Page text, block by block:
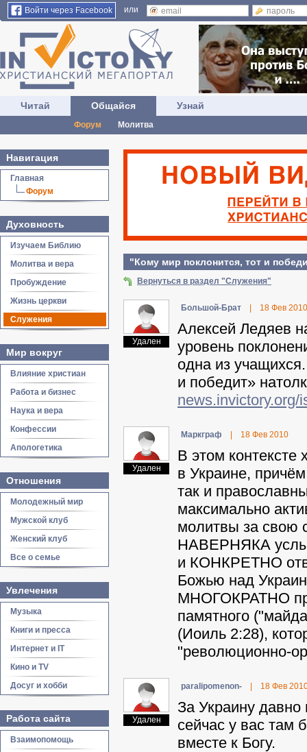
Войти через Facebook или
Читай Общайся
Форум Молитва
Узнай
Навигация
Главная
Форум
Духовность
Изучаем Библию
Молитва и вера
Пробуждение
Жизнь церкви
Служения
Мир вокруг
Влияние христиан
Работа и бизнес
Наука и вера
Конфессии
Апологетика
Отношения
Молодежный мир
Мужской клуб
Женский клуб
Все о семье
Увлечения
Музыка
Книги и пресса
Интернет и IT
Кино и TV
Досуг и хобби
Работа сайта
Взаимопомощь
"Кому мир поклонится, тот и
Вернуться в раздел "Служения"
Удален
Бoльшoй-Бpaт 18 Фев 2010
Алексей Ледяев
уровень
одна из
и победит»
news.invictory.org/
Удален
Mapкгpaф 18 Фев 2010
В этом контексте
в Украине,
так и
максимально
молитвы за свою
НАВЕРНЯКА
и КОНКРЕТНО
Божью над
МНОГОКРАТНО
памятного
(Иоиль 2:28),
"революционно-
Удален
paralipomenon- 18 Фев
За Украину давно
сейчас у вас там
вместе к Богу.